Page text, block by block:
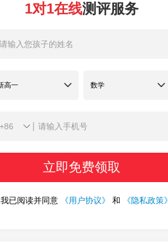
1对1在线测评服务
立即免费领取
我已阅读并同意 《用户协议》 和 《隐私政策》